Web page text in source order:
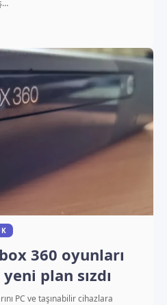
360 oyunları
plan sızdı
PC ve taşınabilir cihazlara